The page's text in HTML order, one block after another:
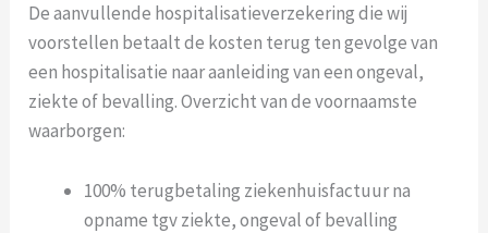
De aanvullende hospitalisatieverzekering die wij
voorstellen betaalt de kosten terug ten gevolge van
een hospitalisatie naar aanleiding van een ongeval,
ziekte of bevalling. Overzicht van de voornaamste
waarborgen:
100% terugbetaling ziekenhuisfactuur na
opname tgv ziekte, ongeval of bevalling